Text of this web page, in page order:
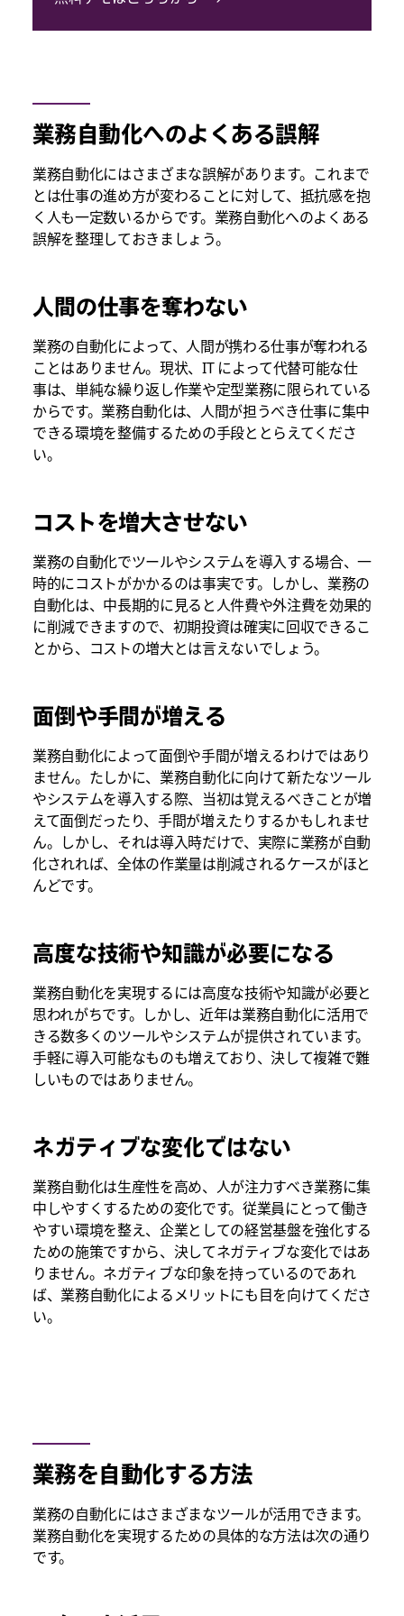
業務自動化へのよくある誤解
業務自動化にはさまざまな誤解があります。これまで
とは仕事の進め方が変わることに対して、抵抗感を抱
く人も一定数いるからです。業務自動化へのよくある
誤解を整理しておきましょう。
人間の仕事を奪わない
業務の自動化によって、人間が携わる仕事が奪われる
ことはありません。現状、IT によって代替可能な仕
事は、単純な繰り返し作業や定型業務に限られている
からです。業務自動化は、人間が担うべき仕事に集中
できる環境を整備するための手段ととらえてくださ
い。
コストを増大させない
業務の自動化でツールやシステムを導入する場合、一
時的にコストがかかるのは事実です。しかし、業務の
自動化は、中長期的に見ると人件費や外注費を効果的
に削減できますので、初期投資は確実に回収できるこ
とから、コストの増大とは言えないでしょう。
面倒や手間が増える
業務自動化によって面倒や手間が増えるわけではあり
ません。たしかに、業務自動化に向けて新たなツール
やシステムを導入する際、当初は覚えるべきことが増
えて面倒だったり、手間が増えたりするかもしれませ
ん。しかし、それは導入時だけで、実際に業務が自動
化されれば、全体の作業量は削減されるケースがほと
んどです。
高度な技術や知識が必要になる
業務自動化を実現するには高度な技術や知識が必要と
思われがちです。しかし、近年は業務自動化に活用で
きる数多くのツールやシステムが提供されています。
手軽に導入可能なものも増えており、決して複雑で難
しいものではありません。
ネガティブな変化ではない
業務自動化は生産性を高め、人が注力すべき業務に集
中しやすくするための変化です。従業員にとって働き
やすい環境を整え、企業としての経営基盤を強化する
ための施策ですから、決してネガティブな変化ではあ
りません。ネガティブな印象を持っているのであれ
ば、業務自動化によるメリットにも目を向けてくださ
い。
業務を自動化する方法
業務の自動化にはさまざまなツールが活用できます。
業務自動化を実現するための具体的な方法は次の通り
です。